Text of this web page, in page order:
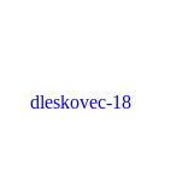
dleskovec-18